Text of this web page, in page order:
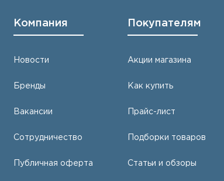
Компания
Новости
Бренды
Вакансии
Сотрудничество
Публичная оферта
Покупателям
Акции магазина
Как купить
Прайс-лист
Подборки товаров
Статьи и обзоры